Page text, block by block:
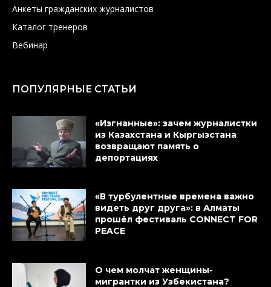
Анкеты гражданских журналистов
Каталог тренеров
Вебинар
ПОПУЛЯРНЫЕ СТАТЬИ
«Изгнанные»: зачем журналистки
из Казахстана и Кыргызстана
возвращают память о
депортациях
«В турбулентные времена важно
видеть друг друга»: в Алматы
прошёл фестиваль CONNECT FOR
PEACE
О чем молчат женщины-
мигрантки из Узбекистана?